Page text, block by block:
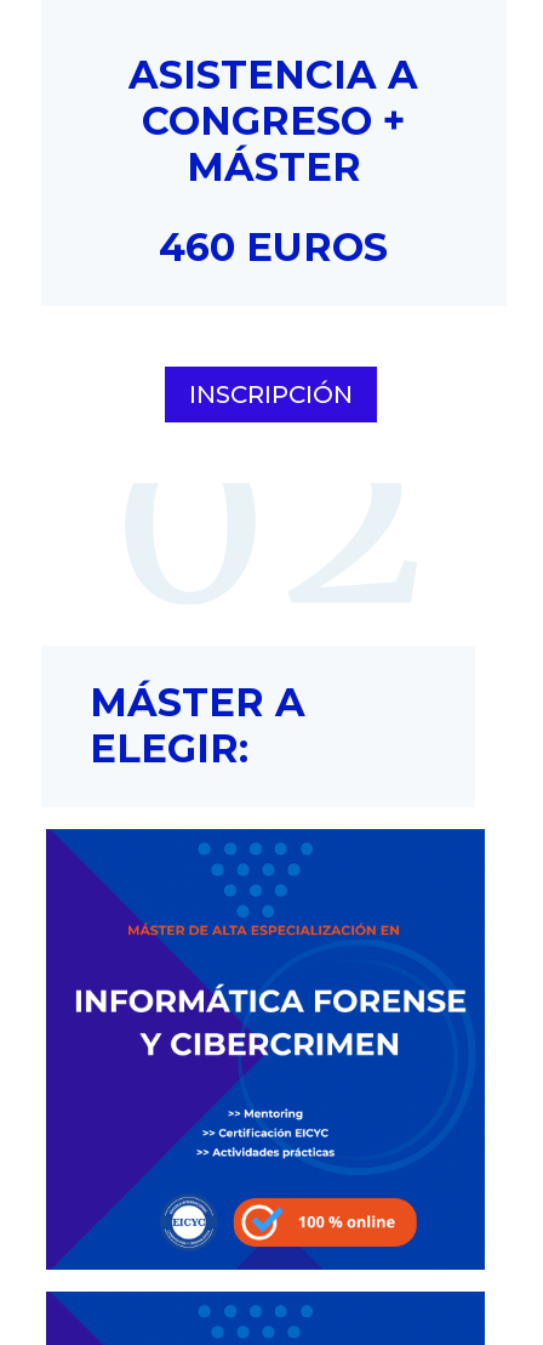
ASISTENCIA A
CONGRESO +
MÁSTER
460 EUROS
INSCRIPCIÓN
MÁSTER A
ELEGIR: